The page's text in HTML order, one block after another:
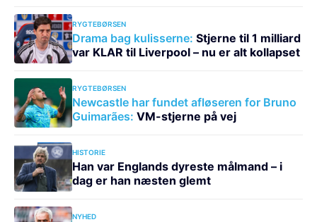
RYGTEBØRSEN
Drama bag kulisserne: Stjerne til 1 milliard
var KLAR til Liverpool – nu er alt kollapset
RYGTEBØRSEN
Newcastle har fundet afløseren for Bruno
Guimarães: VM-stjerne på vej
HISTORIE
Han var Englands dyreste målmand – i
dag er han næsten glemt
NYHED